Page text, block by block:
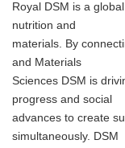
Royal DSM is a
nutrition and
materials. By
and Materials
Sciences DSM is
progress and social
advances to create
simultaneously. DSM